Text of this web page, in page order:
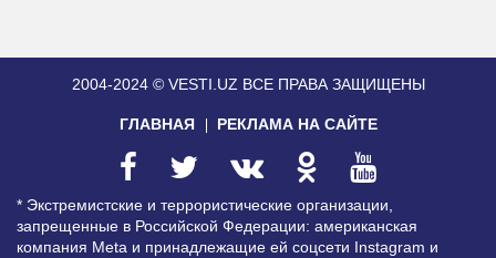
2004-2024 © VESTI.UZ ВСЕ ПРАВА ЗАЩИЩЕНЫ
ГЛАВНАЯ РЕКЛАМА НА САЙТЕ
* Экстремистские и террористические организации,
запрещенные в Российской Федерации: американская
компания Meta и принадлежащие ей соцсети Instagram и